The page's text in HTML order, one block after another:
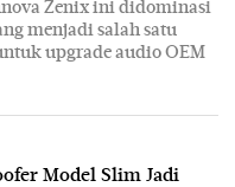
Zenix ini didominasi
menjadi salah satu
upgrade audio OEM
Model Slim Jadi